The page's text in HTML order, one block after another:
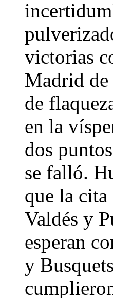
victorias
Madrid de
de
en la
dos
se falló.
que la
Valdés y
esperan
y